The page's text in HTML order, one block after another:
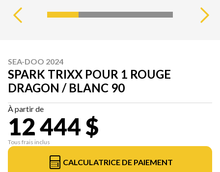
SEA-DOO 2024
SPARK TRIXX POUR 1 ROUGE
DRAGON / BLANC 90
À partir de
12 444 $
Tous frais inclus
CALCULATRICE DE PAIEMENT